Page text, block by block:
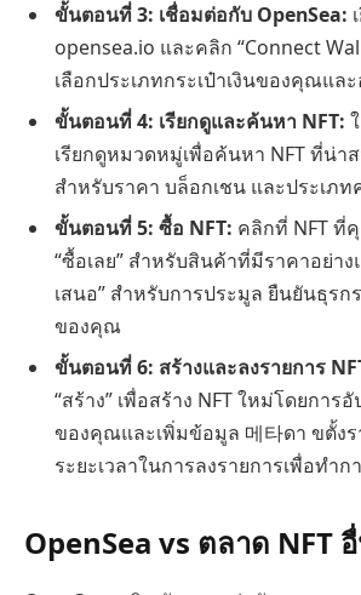
ขั้นตอนที่ 3: เชื่อมต่อกับ OpenSea:
opensea.io และคลิก “Connect
เลือกประเภทกระเป๋าเงินของคุณแล
ขั้นตอนที่ 4: เรียกดูและค้นหา NFT:
เรียกดูหมวดหมู่เพื่อค้นหา NFT ที่น่า
สำหรับราคา บล็อกเชน และประเภ
ขั้นตอนที่ 5: ซื้อ NFT: คลิกที่ NFT ที่
“ซื้อเลย” สำหรับสินค้าที่มีราคาอย่า
เสนอ” สำหรับการประมูล ยืนยันธุรก
ของคุณ
ขั้นตอนที่ 6: สร้างและลงรายการ
“สร้าง” เพื่อสร้าง NFT ใหม่โดยการ
ของคุณและเพิ่มข้อมูล 메타ดา ขตั้ง
ระยะเวลาในการลงรายการเพื่อทำก
OpenSea vs ตลาด NFT